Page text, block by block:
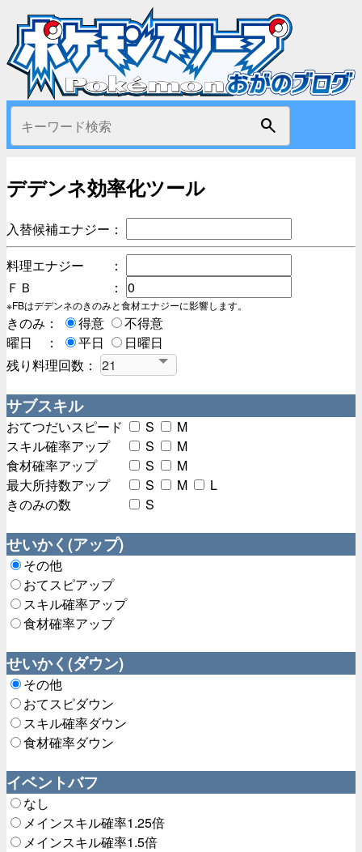
search
デデンネ効率化ツール
入替候補エナジー：
料理エナジー ：
ＦＢ ：
※FBはデデンネのきのみと食材エナジーに影響します。
きのみ： 得意
不得意
曜日 ：
平日
日曜日
残り料理回数：
サブスキル
おてつだいスピード S
M
スキル確率アップ
S
M
食材確率アップ
S
M
最大所持数アップ
S M
L
きのみの数
S
せいかく(アップ)
その他
おてスピアップ
スキル確率アップ
食材確率アップ
せいかく(ダウン)
その他
おてスピダウン
スキル確率ダウン
食材確率ダウン
イベントバフ
なし
メインスキル確率1.25倍
メインスキル確率1.5倍